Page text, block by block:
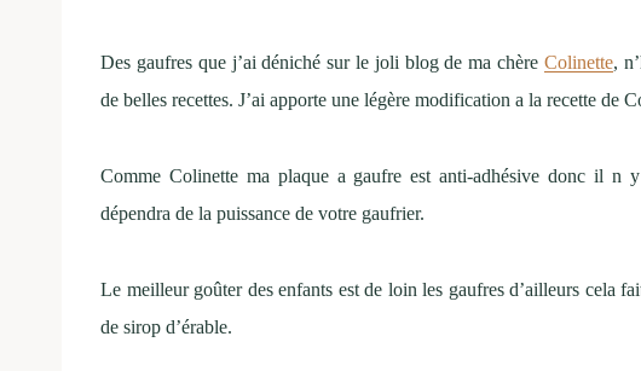
Des gaufres que j’ai déniché sur le joli blog de ma chère Colinette,
de belles recettes. J’ai apporte une légère modification a la recette de
Comme Colinette ma plaque a gaufre est anti-adhésive donc il n
dépendra de la puissance de votre gaufrier.
Le meilleur goûter des enfants est de loin les gaufres d’ailleurs cela
de sirop d’érable.